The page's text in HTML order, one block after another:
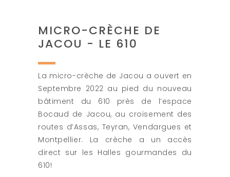
MICRO-CRÈCHE DE
JACOU - LE 610
La micro-crèche de Jacou a ouvert en
Septembre 2022 au pied du nouveau
bâtiment du 610 près de l’espace
Bocaud de Jacou, au croisement des
routes d’Assas, Teyran, Vendargues et
Montpellier. La crèche a un accès
direct sur les Halles gourmandes du
610!